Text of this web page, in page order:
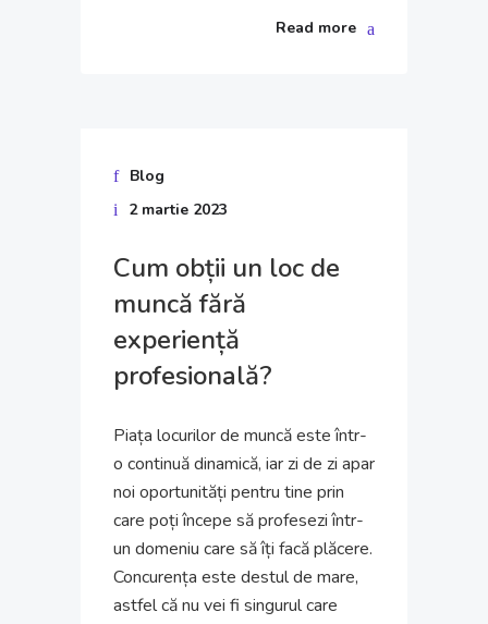
Read more
Blog
2 martie 2023
Cum obții un loc de
muncă fără
experiență
profesională?
Piața locurilor de muncă este într-
o continuă dinamică, iar zi de zi apar
noi oportunități pentru tine prin
care poți începe să profesezi într-
un domeniu care să îți facă plăcere.
Concurența este destul de mare,
astfel că nu vei fi singurul care